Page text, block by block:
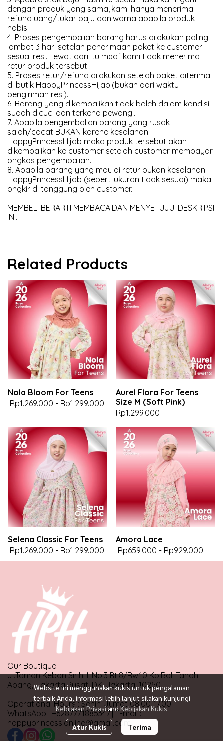
dengan produk yang sama, kami hanya menerima
refund uang/tukar baju dan warna apabila produk
habis.
4. Proses pengembalian barang harus dilakukan paling
lambat 3 hari setelah penerimaan paket ke customer
sesuai resi. Lewat dari itu maaf kami tidak menerima
retur produk tersebut.
5. Proses retur/refund dilakukan setelah paket diterima
di butik HappyPrincessHijab (bukan dari waktu
pengiriman resi).
6. Barang yang dikembalikan tidak boleh dalam kondisi
sudah dicuci dan terkena pewangi.
7. Apabila pengembalian barang yang rusak
salah/cacat BUKAN karena kesalahan
HappyPrincessHijab maka produk tersebut akan
dikembalikan ke customer setelah customer membayar
ongkos pengembalian.
8. Apabila barang yang mau di retur bukan kesalahan
HappyPrincessHijab (seperti ukuran tidak sesuai) maka
ongkir di tanggung oleh customer.
MEMBELI BERARTI MEMBACA DAN MENYETUJUI DESKRIPSI
INI.
Related Products
Nola Bloom For Teens
Rp1.269.000 - Rp1.299.000
Aurel Flora For Teens
Size M (Soft Pink)
Rp1.299.000
Selena Classic For Teens
Rp1.269.000 - Rp1.299.000
Amora Lace
Rp659.000 - Rp929.000
Website ini menggunakan kukis untuk pengalaman
terbaik Anda, informasi lebih lanjut silakan kunjungi
Kebijakan PrivasiandKebijakan Kukis
Atur Kukis Terima
Our Boutique
Jl.Taman Kebon Sirih III No.3 Rt.8/Rw.10 Kp.Bali Tanah
Abang, Jakarta Pusat, DKI Jakarta, 10250
Operational Hours : Senin-Jumat 08.00-17.00
WhatsApp : +6287771885347 | E-mail :
happyprincess.online@gmail.com